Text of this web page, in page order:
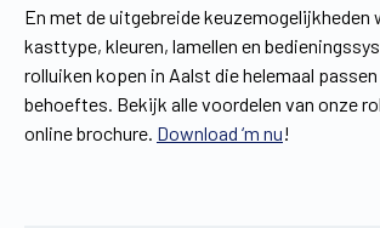
En met de uitgebreide
kasttype, kleuren, lamellen en
rolluiken kopen in Aalst die helemaal
behoeftes. Bekijk alle voordelen van onze
online brochure. Download ‘m nu!